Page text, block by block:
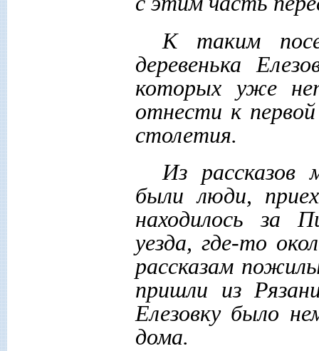
К таким
деревенька
которых уже
отнести к
столетия.
Из рассказов
были люди,
находилось за
уезда, где-то
рассказам
пришли из
Елезовку было
дома.